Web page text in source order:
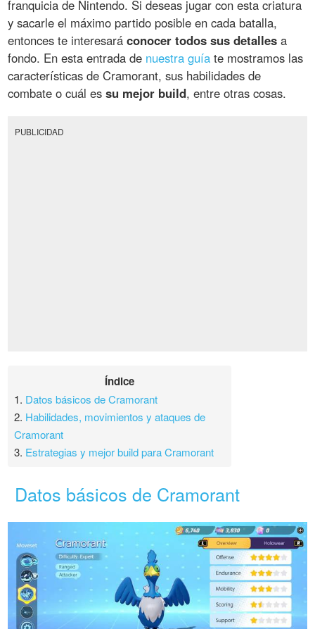
franquicia de Nintendo. Si deseas jugar con esta criatura
y sacarle el máximo partido posible en cada batalla,
entonces te interesaráconocer todos sus detalles a
fondo. En esta entrada de nuestra guía te mostramos las
características de Cramorant, sus habilidades de
combate o cuál essu mejor build, entre otras cosas.
PUBLICIDAD
Índice
1. Datos básicos de Cramorant
2. Habilidades, movimientos y ataques de
Cramorant
3. Estrategias y mejor build para Cramorant
Datos básicos de Cramorant